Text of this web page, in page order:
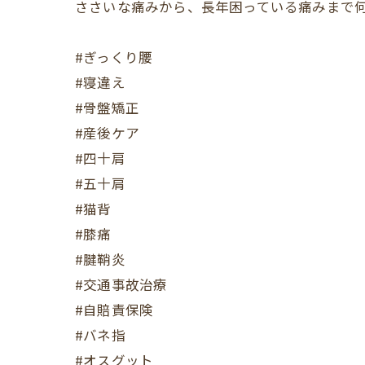
ささいな痛みから、長年困っている痛みまで
#ぎっくり腰
#寝違え
#骨盤矯正
#産後ケア
#四十肩
#五十肩
#猫背
#膝痛
#腱鞘炎
#交通事故治療
#自賠責保険
#バネ指
#オスグット